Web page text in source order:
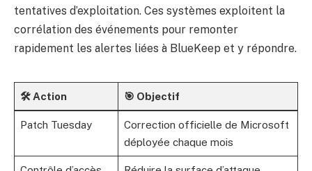
tentatives d’exploitation. Ces systèmes exploitent la
corrélation des événements pour remonter
rapidement les alertes liées à BlueKeep et y répondre.
🛠️ Action 🎯 Objectif
Patch Tuesday
Correction officielle de Microsoft
déployée chaque mois